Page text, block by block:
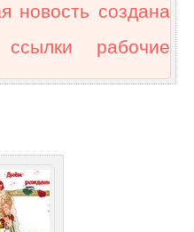
новость создана
рабочие